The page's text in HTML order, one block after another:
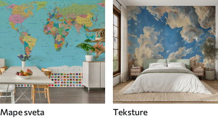
Mape sveta Teksture